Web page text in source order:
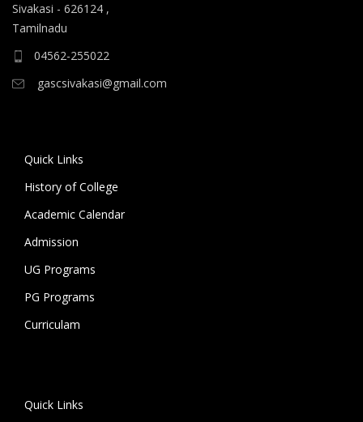
B.A தமிழ், B.A ஆங்கிலம் ஆகிய மொழிப்
நடைபெறுகிறது.
மற்றும் மொழிப் பாடப்பிரிவுகளுக்குமான இரண்டாம் கட்ட
கலந்தாய்வும் நடைபெறுகிறது. 18.06.2026 அன்று
மூன்றாம் கட்ட கலந்தாய்வு நடைபெறுகிறது.
கலந்தாய்விற்கு அழைக்கப்படும் மாணவ/மாணவியர் உரிய
நாட்களில் காலை 9 மணிக்கு கல்லூரிக்கு வருகை தந்து
கலந்தாய்வில் பங்கேற்று வாய்ப்பினைப் பயன்படுத்தி
Sivakasi - 626124 ,
Tamilnadu
04562-255022
gascsivakasi@gmail.com
Quick Links
History of College
Academic Calendar
Admission
UG Programs
PG Programs
Curriculam
Quick Links